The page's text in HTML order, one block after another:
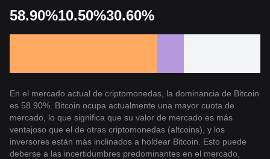
58.90%10.50%30.60%
En el mercado actual de criptomonedas, la dominancia de Bitcoin
es 58.90%. Bitcoin ocupa actualmente una mayor cuota de
mercado, lo que significa que su valor de mercado es más
ventajoso que el de otras criptomonedas (altcoins), y los
inversores están más inclinados a holdear Bitcoin. Esto puede
deberse a las incertidumbres predominantes en el mercado,